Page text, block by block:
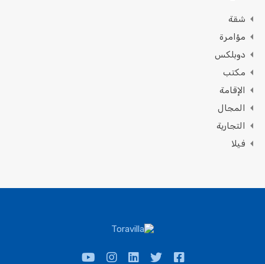
شقة
مؤامرة
دوبلكس
مكتب
الإقامة
المجال
التجارية
فيلا